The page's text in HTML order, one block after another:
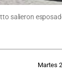
salieron
Martes